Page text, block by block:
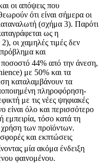
οι απόψεις που
ότι είναι σήμερα οι
(σχήμα 3). Παρότι
ως η
οι χαμηλές τιμές δεν
και
44% από την άνεση,
με 50% και τα
καταλαμβάνουν τα
πληροφόρηση-
με τις νέες ψηφιακές
είναι όλο και περισσότερο
εμπειρία, τόσο κατά τη
χρήση των προϊόντων.
και εκπτώσεις
μία ακόμα ένδειξη
φαινομένου.